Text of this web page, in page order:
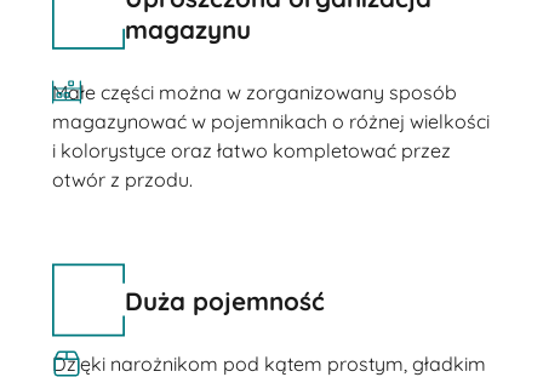
magazynu
Małe części można w zorganizowany sposób
magazynować w pojemnikach o różnej wielkości
i kolorystyce oraz łatwo kompletować przez
otwór z przodu.
Duża pojemność
Dzięki narożnikom pod kątem prostym, gładkim